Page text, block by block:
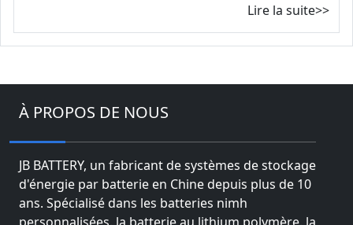
Lire la suite>>
À PROPOS DE NOUS
JB BATTERY, un fabricant de systèmes de stockage
d'énergie par batterie en Chine depuis plus de 10
ans. Spécialisé dans les batteries nimh